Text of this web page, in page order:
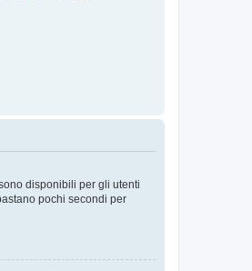
disponibili per gli utenti
pochi secondi per